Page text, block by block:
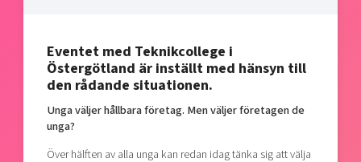
Current offers and activities
Funding opportunities
Reach out to us
Locations
Eventet med Teknikcollege i
Östergötland är inställt med hänsyn till
den rådande situationen.
Unga väljer hållbara företag. Men väljer företagen de
unga?
Över hälften av alla unga kan redan idag tänka sig att välja